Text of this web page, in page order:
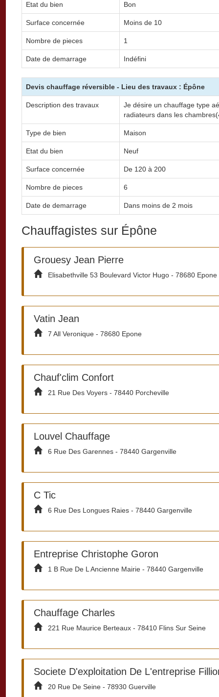
Etat du bien Bon
Surface concernée Moins de 10
Nombre de pieces 1
Date de demarrage Indéfini
Devis chauffage réversible - Lieu des travaux : Épône
Description des travaux
Je désire un chauffage type
radiateurs dans les
Type de bien Maison
Etat du bien Neuf
Surface concernée De 120 à 200
Nombre de pieces 6
Date de demarrage Dans moins de 2 mois
Chauffagistes sur Épône
Grouesy Jean Pierre
Elisabethville 53 Boulevard Victor Hugo - 78680 Epone
Vatin Jean
7 All Veronique - 78680 Epone
Chauf'clim Confort
21 Rue Des Voyers - 78440 Porcheville
Louvel Chauffage
6 Rue Des Garennes - 78440 Gargenville
C Tic
6 Rue Des Longues Raies - 78440 Gargenville
Entreprise Christophe Goron
1 B Rue De L Ancienne Mairie - 78440 Gargenville
Chauffage Charles
221 Rue Maurice Berteaux - 78410 Flins Sur Seine
Societe D'exploitation De L'entreprise
20 Rue De Seine - 78930 Guerville